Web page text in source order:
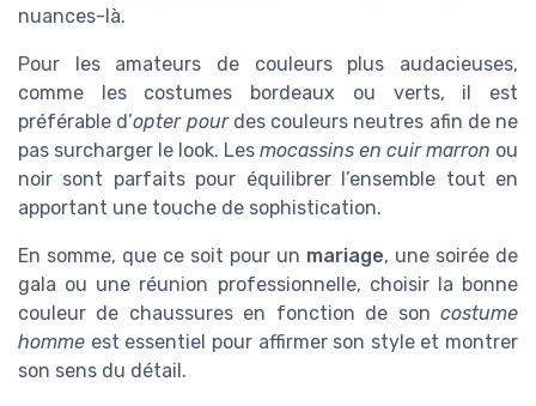
nuances-là.
Pour les amateurs de couleurs plus audacieuses,
comme les costumes bordeaux ou verts, il est
préférable d’opter pourdes couleurs neutres afin de ne
pas surcharger le look. Les mocassins en cuir marron ou
noir sont parfaits pour équilibrer l’ensemble tout en
apportant une touche de sophistication.
En somme, que ce soit pour un mariage, une soirée de
gala ou une réunion professionnelle, choisir la bonne
couleur de chaussures en fonction de son costume
homme est essentiel pour affirmer son style et montrer
son sens du détail.